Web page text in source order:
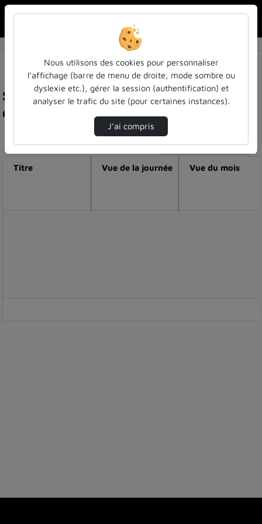
Statistiques de visualisation de la vidéo Revivez
en images la cérémonie des docteurs 2023 !
Modifier la période de visualisation
Titre Vue de la journée Vue du mois
Nous utilisons des cookies pour personnaliser
l’affichage (barre de menu de droite, mode sombre ou
dyslexie etc.), gérer la session (authentification) et
analyser le trafic du site (pour certaines instances).
J’ai compris